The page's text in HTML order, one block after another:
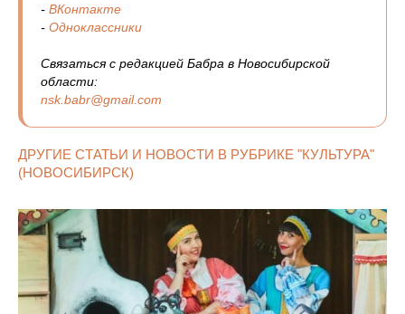
- ВКонтакте
- Одноклассники
Связаться с редакцией Бабра в Новосибирской
области:
nsk.babr@gmail.com
ДРУГИЕ СТАТЬИ И НОВОСТИ В РУБРИКЕ "КУЛЬТУРА"
(НОВОСИБИРСК)